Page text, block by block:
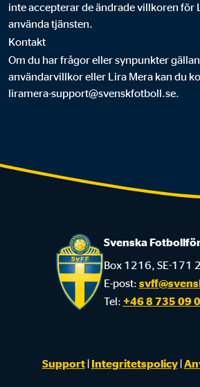
inte accepterar de ändrade villkoren för
använda tjänsten.
Kontakt
Om du har frågor eller synpunkter
användarvillkor eller Lira Mera kan du
liramera-support@svenskfotboll.se.
Svenska
Box 1216, SE-171
E-post:
Tel: +46 8 735 09
Support| Integritetspolicy|